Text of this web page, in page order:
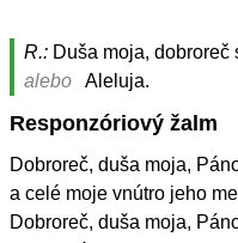
R.: Duša moja, dobroreč
alebo
Aleluja.
Responzóriový žalm
Dobroreč, duša moja,
a celé moje vnútro jeho
Dobroreč, duša moja,